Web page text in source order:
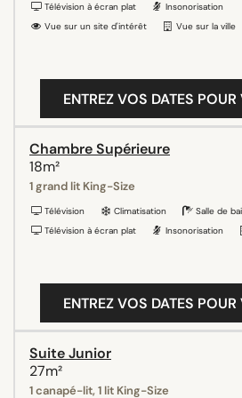
Télévision à écran plat
Insonorisation
Vue sur un site d'intérêt
Vue sur la ville
ENTREZ VOS DATES
Chambre Supérieure
18m²
1 grand lit King-Size
Télévision Climatisation
Salle de
Télévision à écran plat
Insonorisation
ENTREZ VOS DATES
Suite Junior
27m²
1 canapé-lit, 1 lit King-Size